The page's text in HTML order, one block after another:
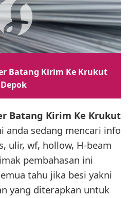
Batang Kirim Ke Krukut
Depok
Batang Kirim Ke Krukut
anda sedang mencari info
ulir, wf, hollow, H-beam
pembahasan ini
tahu jika besi yakni
yang diterapkan untuk